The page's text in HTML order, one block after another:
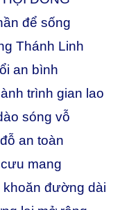
để sống
Thánh Linh
an bình
trình gian lao
sóng vỗ
an toàn
mang
đường dài